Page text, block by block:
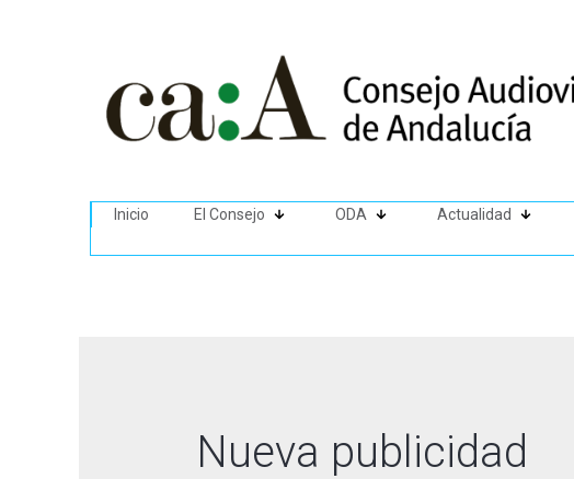
Inicio El Consejo ODA Actualidad
Nueva publicidad